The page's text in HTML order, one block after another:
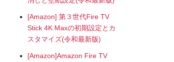
[Amazon] 第３世代Fire TV
Stick 4K Maxの初期設定とカ
スタマイズ(令和最新版)
[Amazon]Amazon Fire TV